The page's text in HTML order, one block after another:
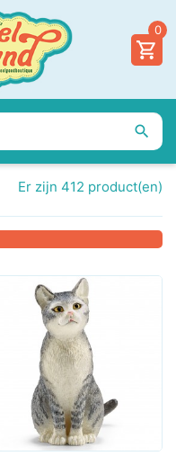
0

Er zijn 412 product(en)